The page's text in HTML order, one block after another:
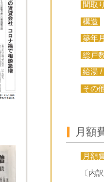
間取
構造
築年
総戸
給湯
その
月額
月額
〔内